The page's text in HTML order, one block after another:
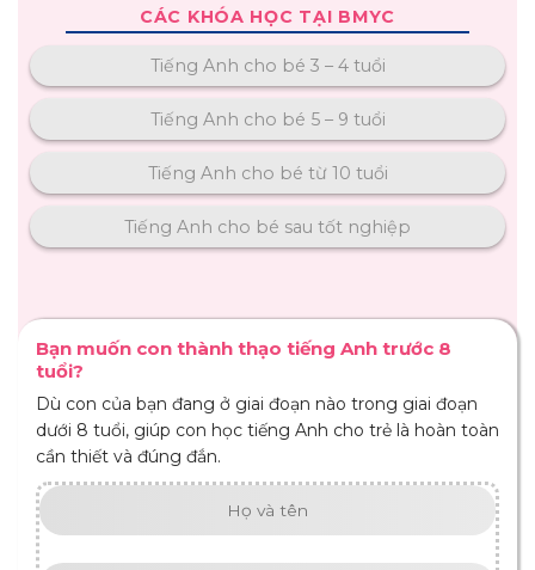
CÁC KHÓA HỌC TẠI BMYC
Tiếng Anh cho bé 3 – 4 tuổi
Tiếng Anh cho bé 5 – 9 tuổi
Tiếng Anh cho bé từ 10 tuổi
Tiếng Anh cho bé sau tốt nghiệp
Bạn muốn con thành thạo tiếng Anh trước 8
tuổi?
Dù con của bạn đang ở giai đoạn nào trong giai đoạn
dưới 8 tuổi, giúp con học tiếng Anh cho trẻ là hoàn toàn
cần thiết và đúng đắn.